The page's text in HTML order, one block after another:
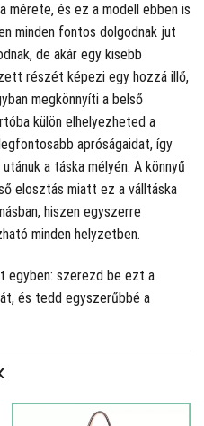
mérete, és ez a modell ebben is
minden fontos dolgodnak jut
de akár egy kisebb
részét képezi egy hozzá illő,
megkönnyíti a belső
külön elhelyezheted a
apróságaidat, így
a táska mélyén. A könnyű
elosztás miatt ez a válltáska
hiszen egyszerre
minden helyzetben.
egyben: szerezd be ezt a
és tedd egyszerűbbé a